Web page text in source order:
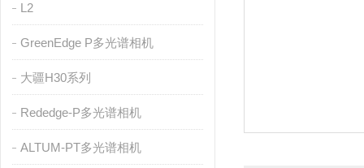
L2
GreenEdge P多光谱相机
大疆H30系列
Rededge-P多光谱相机
ALTUM-PT多光谱相机